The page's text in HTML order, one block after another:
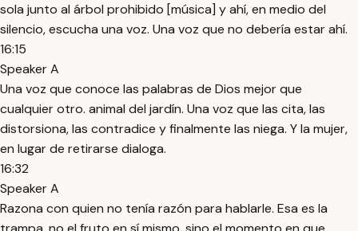
sola junto al árbol prohibido [música] y ahí, en medio del
silencio, escucha una voz. Una voz que no debería estar ahí.
16:15
Speaker A
Una voz que conoce las palabras de Dios mejor que
cualquier otro. animal del jardín. Una voz que las cita, las
distorsiona, las contradice y finalmente las niega. Y la mujer,
en lugar de retirarse dialoga.
16:32
Speaker A
Razona con quien no tenía razón para hablarle. Esa es la